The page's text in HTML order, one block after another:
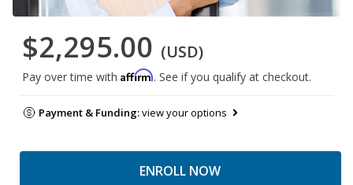
$2,295.00 (USD)
Pay over time with Affirm. See if you qualify at checkout.
Payment & Funding:view your options
ENROLL NOW